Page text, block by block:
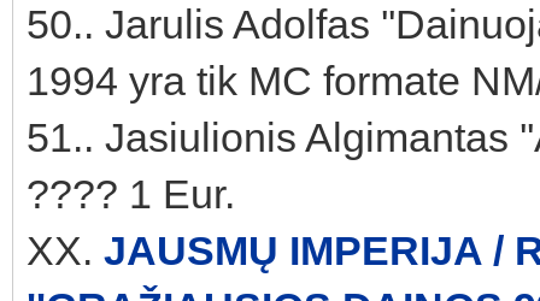
50.. Jarulis Adolfas
1994 yra tik MC formate
51.. Jasiulionis Algimantas
???? 1 Eur.
XX. JAUSMŲ IMPERIJA /